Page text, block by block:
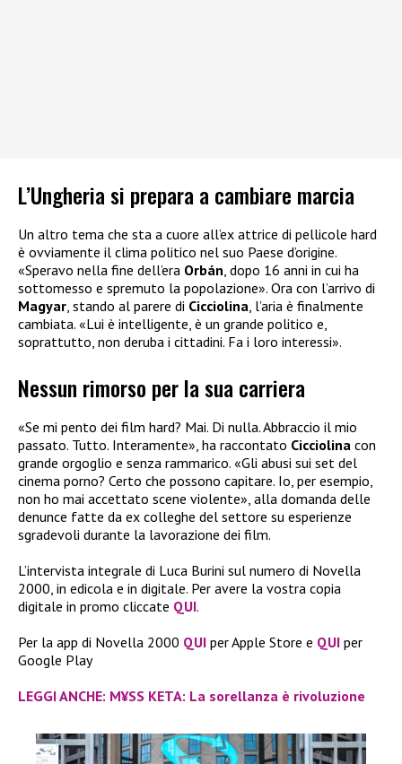
L’Ungheria si prepara a cambiare marcia
Un altro tema che sta a cuore all’ex attrice di pellicole hard
è ovviamente il clima politico nel suo Paese d’origine.
«Speravo nella fine dell’era Orbán, dopo 16 anni in cui ha
sottomesso e spremuto la popolazione». Ora con l’arrivo di
Magyar, stando al parere di Cicciolina, l’aria è finalmente
cambiata. «Lui è intelligente, è un grande politico e,
soprattutto, non deruba i cittadini. Fa i loro interessi».
Nessun rimorso per la sua carriera
«Se mi pento dei film hard? Mai. Di nulla. Abbraccio il mio
passato. Tutto. Interamente», ha raccontato Cicciolina con
grande orgoglio e senza rammarico. «Gli abusi sui set del
cinema porno? Certo che possono capitare. Io, per esempio,
non ho mai accettato scene violente», alla domanda delle
denunce fatte da ex colleghe del settore su esperienze
sgradevoli durante la lavorazione dei film.
L’intervista integrale di Luca Burini sul numero di Novella
2000, in edicola e in digitale. Per avere la vostra copia
digitale in promo cliccate QUI.
Per la app di Novella 2000 QUI per Apple Store e QUI per
Google Play
LEGGI ANCHE: M¥SS KETA: La sorellanza è rivoluzione